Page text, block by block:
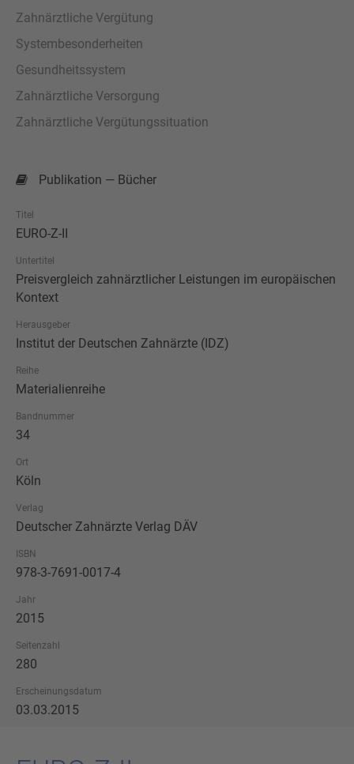
Zahnärztliche Vergütung
Systembesonderheiten
Gesundheitssystem
Zahnärztliche Versorgung
Zahnärztliche Vergütungssituation
Publikation — Bücher
Titel
EURO-Z-II
Untertitel
Preisvergleich zahnärztlicher Leistungen im europäischen
Kontext
Herausgeber
Institut der Deutschen Zahnärzte (IDZ)
Reihe
Materialienreihe
Bandnummer
34
Ort
Köln
Verlag
Deutscher Zahnärzte Verlag DÄV
ISBN
978-3-7691-0017-4
Jahr
2015
Seitenzahl
280
Erscheinungsdatum
03.03.2015